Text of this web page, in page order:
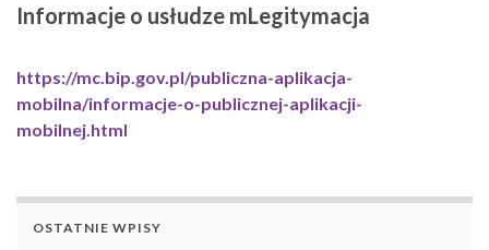
Informacje o usłudze mLegitymacja
https://mc.bip.gov.pl/publiczna-aplikacja-
mobilna/informacje-o-publicznej-aplikacji-
mobilnej.html
OSTATNIE WPISY